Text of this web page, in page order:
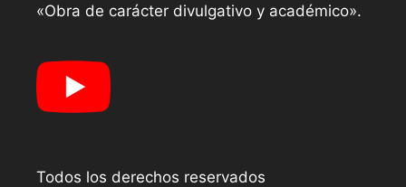
«Obra de carácter divulgativo y académico».
Todos los derechos reservados